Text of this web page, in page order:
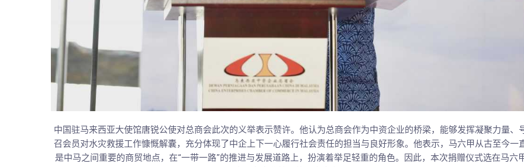
中国驻马来西亚大使馆唐锐公使对总商会此次的义举表示赞许。他认为总商会作为中资企业的桥梁，能够发挥凝聚力量、
召会员对水灾救援工作慷慨解囊，充分体现了中企上下一心履行社会责任的担当与良好形象。他表示，马六甲从古至今一
是中马之间重要的商贸地点，在“一带一路”的推进与发展道路上，扮演着举足轻重的角色。因此，本次捐赠仪式选在马六